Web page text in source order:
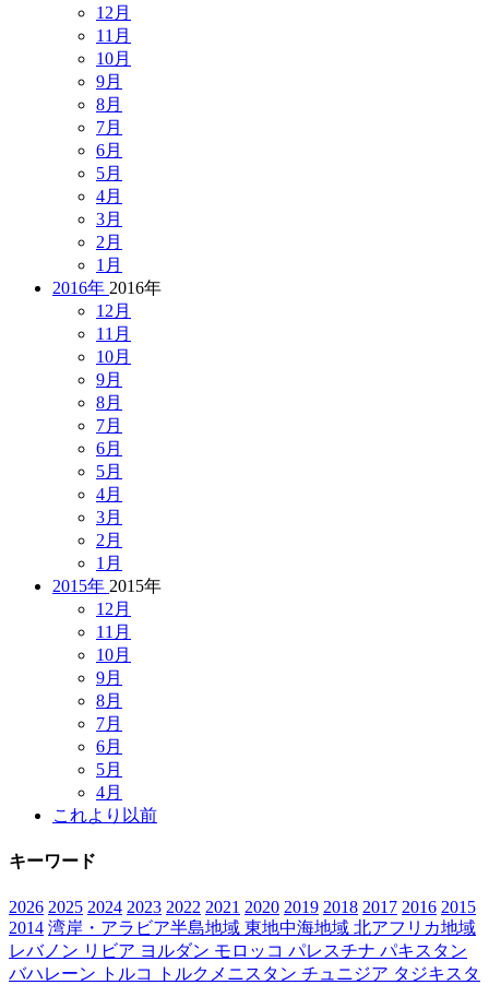
12月
11月
10月
9月
8月
7月
6月
5月
4月
3月
2月
1月
2016年 2016年
12月
11月
10月
9月
8月
7月
6月
5月
4月
3月
2月
1月
2015年 2015年
12月
11月
10月
9月
8月
7月
6月
5月
4月
これより以前
キーワード
2026 2025 2024 2023 2022 2021 2020 2019 2018 2017 2016 2015
2014 湾岸・アラビア半島地域 東地中海地域 北アフリカ地域
レバノン リビア ヨルダン モロッコ パレスチナ パキスタン
バハレーン
トルコ トルクメニスタン チュニジア タジキスタ